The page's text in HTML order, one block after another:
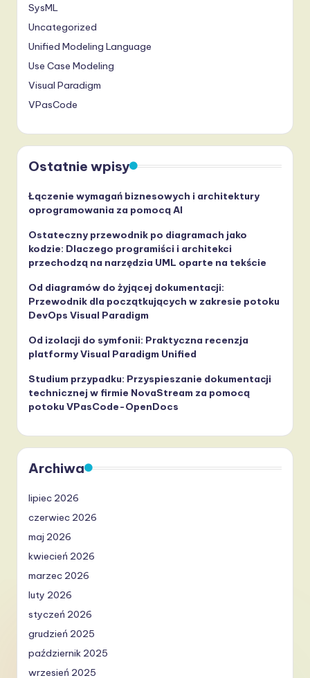
SysML
Uncategorized
Unified Modeling Language
Use Case Modeling
Visual Paradigm
VPasCode
Ostatnie wpisy
Łączenie wymagań biznesowych i architektury
oprogramowania za pomocą AI
Ostateczny przewodnik po diagramach jako
kodzie: Dlaczego programiści i architekci
przechodzą na narzędzia UML oparte na tekście
Od diagramów do żyjącej dokumentacji:
Przewodnik dla początkujących w zakresie potoku
DevOps Visual Paradigm
Od izolacji do symfonii: Praktyczna recenzja
platformy Visual Paradigm Unified
Studium przypadku: Przyspieszanie dokumentacji
technicznej w firmie NovaStream za pomocą
potoku VPasCode-OpenDocs
Archiwa
lipiec 2026
czerwiec 2026
maj 2026
kwiecień 2026
marzec 2026
luty 2026
styczeń 2026
grudzień 2025
październik 2025
wrzesień 2025